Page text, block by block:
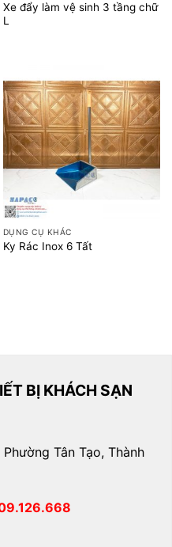
Xe đẩy làm vệ sinh 3 tầng chữ
L
DỤNG CỤ KHÁC
Ky Rác Inox 6 Tất
BỊ KHÁCH SẠN
Tân Tạo, Thành